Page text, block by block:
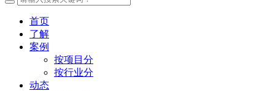
首页
了解
案例
按项目分
按行业分
动态